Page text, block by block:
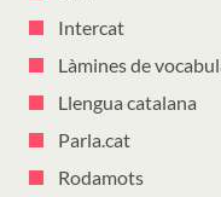
Intercat
Làmines de
Llengua catalana
Parla.cat
Rodamots